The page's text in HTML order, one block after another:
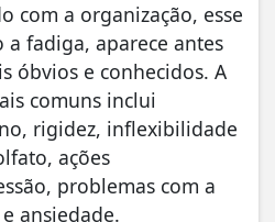
com a organização, esse
a fadiga, aparece antes
óbvios e conhecidos. A
comuns inclui
rigidez, inflexibilidade
ações
problemas com a
ansiedade.